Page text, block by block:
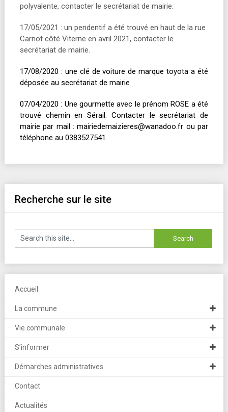
polyvalente, contacter le secrétariat de mairie.
17/05/2021 : un pendentif a été trouvé en haut de la rue
Carnot côté Viterne en avril 2021, contacter le
secrétariat de mairie.
17/08/2020 : une clé de voiture de marque toyota a été
déposée au secrétariat de mairie
07/04/2020 : Une gourmette avec le prénom ROSE a été
trouvé chemin en Sérail. Contacter le secrétariat de
mairie par mail : mairiedemaizieres@wanadoo.fr ou par
téléphone au 0383527541.
Recherche sur le site
Accueil
La commune
Vie communale
S’informer
Démarches administratives
Contact
Actualités